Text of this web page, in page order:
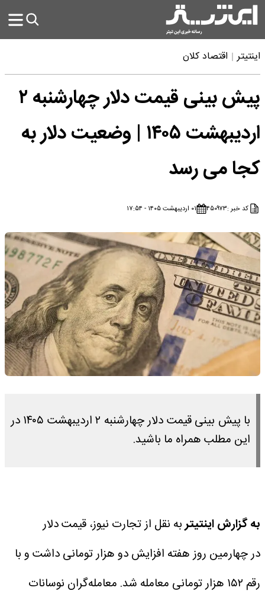
اینتیتر اقتصاد کلان
پیش بینی قیمت دلار چهارشنبه ۲
اردیبهشت ۱۴۰۵ | وضعیت دلار به
کجا می رسد
کد خبر :۴۵۰۹۷۳ ۰۱ اردیبهشت ۱۴۰۵ - ۱۷:۵۴
با پیش بینی قیمت دلار چهارشنبه ۲ اردیبهشت ۱۴۰۵ در
این مطلب همراه ما باشید.
به گزارش اینتیتربه نقل از تجارت نیوز، قیمت دلار
در چهارمین روز هفته افزایش دو هزار تومانی داشت و با
رقم ۱۵۲ هزار تومانی معامله شد. معامله‌گران نوسانات